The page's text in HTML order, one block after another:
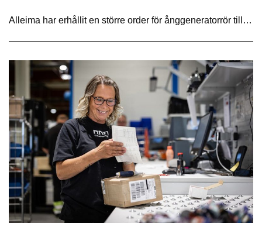
Alleima har erhållit en större order för ånggeneratorrör till…